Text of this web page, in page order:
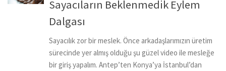
Sayacıların Beklenmedik Eylem
Dalgası
Sayacılık zor bir meslek. Önce arkadaşlarımızın üretim
sürecinde yer almış olduğu şu güzel video ile mesleğe
bir giriş yapalım. Antep’ten Konya’ya İstanbul’dan